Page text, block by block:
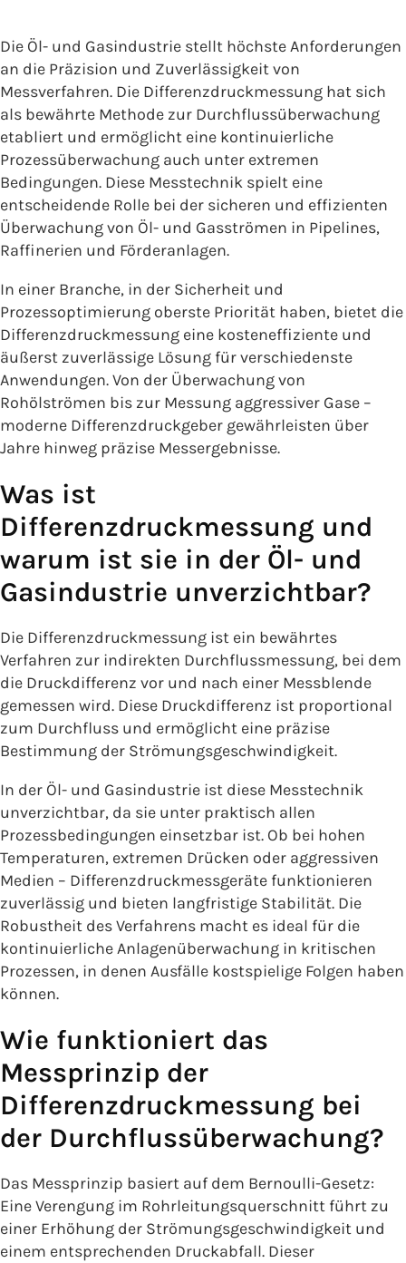
Die Öl- und Gasindustrie stellt höchste Anforderungen
an die Präzision und Zuverlässigkeit von
Messverfahren. Die Differenzdruckmessung hat sich
als bewährte Methode zur Durchflussüberwachung
etabliert und ermöglicht eine kontinuierliche
Prozessüberwachung auch unter extremen
Bedingungen. Diese Messtechnik spielt eine
entscheidende Rolle bei der sicheren und effizienten
Überwachung von Öl- und Gasströmen in Pipelines,
Raffinerien und Förderanlagen.
In einer Branche, in der Sicherheit und
Prozessoptimierung oberste Priorität haben, bietet die
Differenzdruckmessung eine kosteneffiziente und
äußerst zuverlässige Lösung für verschiedenste
Anwendungen. Von der Überwachung von
Rohölströmen bis zur Messung aggressiver Gase –
moderne Differenzdruckgeber gewährleisten über
Jahre hinweg präzise Messergebnisse.
Was ist
Differenzdruckmessung und
warum ist sie in der Öl- und
Gasindustrie unverzichtbar?
Die Differenzdruckmessung ist ein bewährtes
Verfahren zur indirekten Durchflussmessung, bei dem
die Druckdifferenz vor und nach einer Messblende
gemessen wird. Diese Druckdifferenz ist proportional
zum Durchfluss und ermöglicht eine präzise
Bestimmung der Strömungsgeschwindigkeit.
In der Öl- und Gasindustrie ist diese Messtechnik
unverzichtbar, da sie unter praktisch allen
Prozessbedingungen einsetzbar ist. Ob bei hohen
Temperaturen, extremen Drücken oder aggressiven
Medien – Differenzdruckmessgeräte funktionieren
zuverlässig und bieten langfristige Stabilität. Die
Robustheit des Verfahrens macht es ideal für die
kontinuierliche Anlagenüberwachung in kritischen
Prozessen, in denen Ausfälle kostspielige Folgen haben
können.
Wie funktioniert das
Messprinzip der
Differenzdruckmessung bei
der Durchflussüberwachung?
Das Messprinzip basiert auf dem Bernoulli-Gesetz:
Eine Verengung im Rohrleitungsquerschnitt führt zu
einer Erhöhung der Strömungsgeschwindigkeit und
einem entsprechenden Druckabfall. Dieser